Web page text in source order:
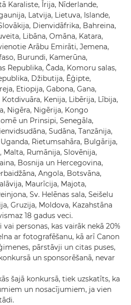
Karaliste, Īrija, Nīderlande,
Latvija, Lietuva, Islande,
Dienvidāfrika, Bahreina,
Libāna, Omāna, Katara,
Arābu Emirāti, Jemena,
Burundi, Kamerūna,
Republika, Čada, Komoru salas,
Džibutija, Ēģipte,
Etiopija, Gabona, Gana,
Kenija, Libērija, Lībija,
Nigēra, Nigērija, Kongo
un Prinsipi, Senegāla,
Sudāna, Tanzānija,
Rietumsahāra, Bulgārija,
Malta, Rumānija, Slovēnija,
Bosnija un Hercegovina,
Angola, Botsvāna,
Maurīcija, Majota,
Sv. Helēnas sala, Seišelu
Gruzija, Moldova, Kazahstāna
18 gadus veci.
personas, kas vairāk nekā 20%
ar fotografēšanu, kā arī Canon
pārstāvji un citas puses,
un sponsorēšanā, nevar
šajā konkursā, tiek uzskatīts, ka
un nosacījumiem, ja vien